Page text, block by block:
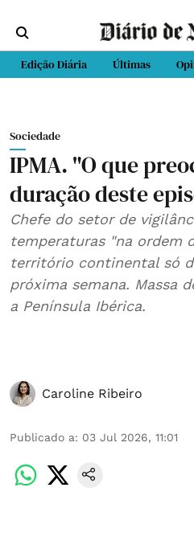
Edição Diária Últimas
Sociedade
IPMA. "O que
duração deste
Chefe do setor de
temperaturas "na ordem
território continental só
próxima semana. Massa
a Península Ibérica.
Caroline Ribeiro
Publicado a: 03 Jul 2026, 11:01